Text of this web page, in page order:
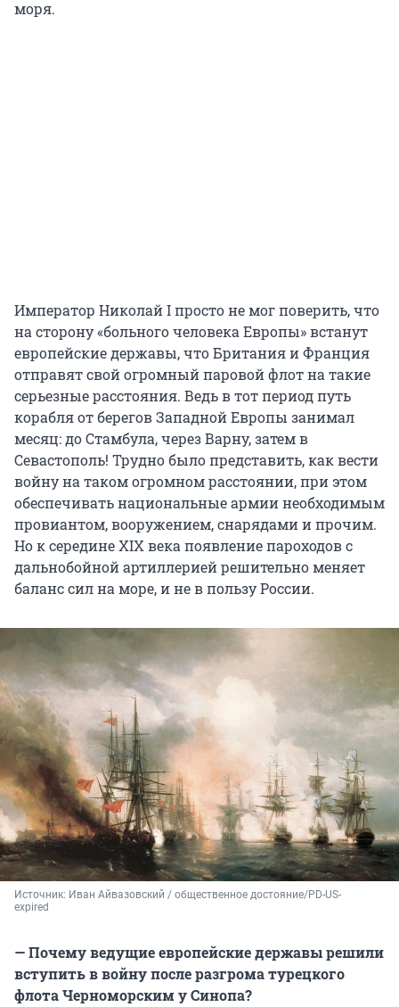
моря.
Император Николай I просто не мог поверить, что
на сторону «больного человека Европы» встанут
европейские державы, что Британия и Франция
отправят свой огромный паровой флот на такие
серьезные расстояния. Ведь в тот период путь
корабля от берегов Западной Европы занимал
месяц: до Стамбула, через Варну, затем в
Севастополь! Трудно было представить, как вести
войну на таком огромном расстоянии, при этом
обеспечивать национальные армии необходимым
провиантом, вооружением, снарядами и прочим.
Но к середине XIX века появление пароходов с
дальнобойной артиллерией решительно меняет
баланс сил на море, и не в пользу России.
Источник: Иван Айвазовский / общественное достояние/PD-US-
expired
— Почему ведущие европейские державы решили
вступить в войну после разгрома турецкого
флота Черноморским у Синопа?